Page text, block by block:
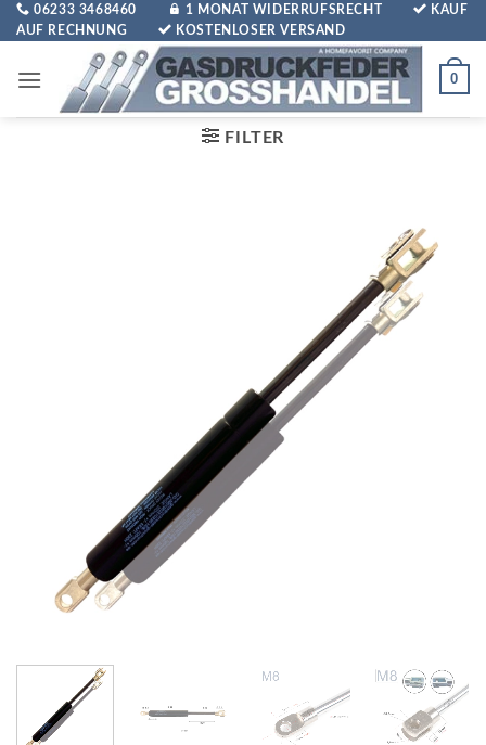
Zum
Inhalt
06233 3468460 1 MONAT WIDERRUFSRECHT
KAUF
AUF RECHNUNG
KOSTENLOSER VERSAND
0
FILTER